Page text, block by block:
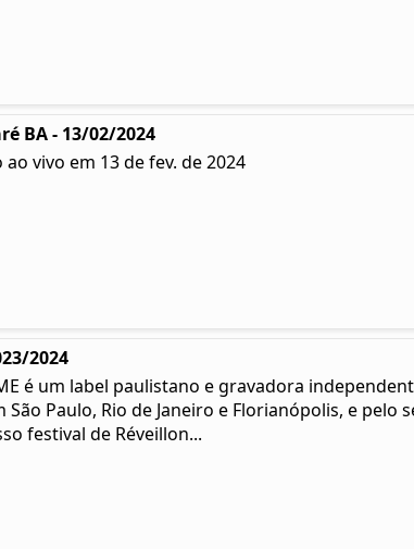
BA - 13/02/2024
vivo em 13 de fev. de 2024
2024
é um label paulistano e gravadora
São Paulo, Rio de Janeiro e Florianópolis, e pelo
festival de Réveillon...